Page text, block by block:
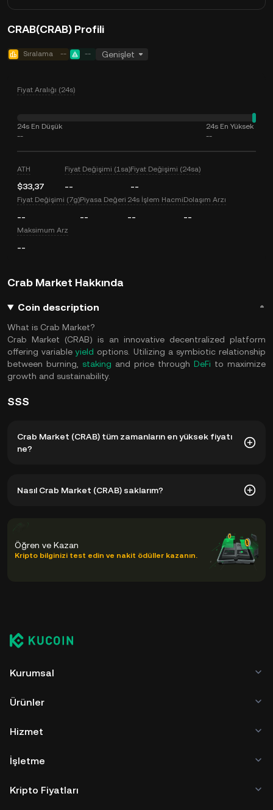
CRAB(CRAB) Profili
Sıralama -- -- Genişlet
Fiyat Aralığı (24s)
24s En Düşük
--
24s En Yüksek
--
ATH
$33,37
Fiyat Değişimi (1sa)
--
Fiyat Değişimi (24sa)
--
Fiyat Değişimi (7g)
--
Piyasa Değeri
--
24s İşlem Hacmi
--
Dolaşım Arzı
--
Maksimum Arz
--
Crab Market Hakkında
Coin description
What is Crab Market?
Crab Market (CRAB) is an innovative decentralized platform
offering variableyield options. Utilizing a symbiotic relationship
between burning, staking and price through DeFi to maximize
growth and sustainability.
SSS
Crab Market (CRAB) tüm zamanların en yüksek fiyatı
ne?
$33,37. CRAB şu anki fiyatı, tüm zamanların en yüksek
Nasıl Crab Market (CRAB) saklarım?
kripto para borsasının saklama cüzdanında Crab Market
saklayabilirsiniz. CRAB saklamanın diğer yolları arasında
kişisel saklama cüzdanı (web tarayıcısında, mobil cihazda
Öğren ve Kazan
Kripto bilginizi test edin ve nakit ödüller kazanın.
Kurumsal
Ürünler
Hizmet
İşletme
Kripto Fiyatları